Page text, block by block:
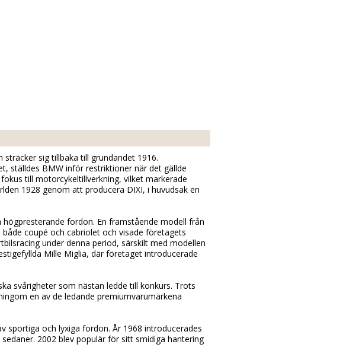
sig tillbaka till grundandet 1916.
ställdes BMW inför restriktioner när det gällde
till motorcykeltillverkning, vilket markerade
1928 genom att producera DIXI, i huvudsak en
fordon. En framstående modell från
coupé och cabriolet och visade företagets
under denna period, särskilt med modellen
Mille Miglia, där företaget introducerade
svårigheter som nästan ledde till konkurs. Trots
en av de ledande premiumvarumärkena
sportiga och lyxiga fordon. År 1968 introducerades
2002 blev populär för sitt smidiga hantering